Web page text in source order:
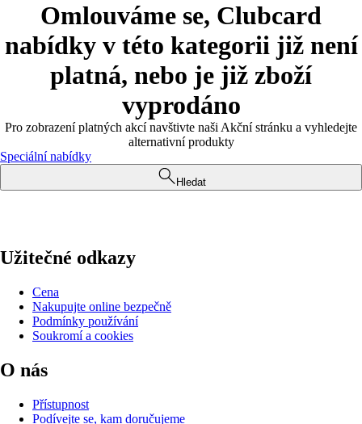
Omlouváme se, Clubcard
nabídky v této kategorii již není
platná, nebo je již zboží
vyprodáno
Pro zobrazení platných akcí navštivte naši Akční stránku a vyhledejte
alternativní produkty
Speciální nabídky
Hledat
Užitečné odkazy
Cena
Nakupujte online bezpečně
Podmínky používání
Soukromí a cookies
O nás
Přístupnost
Podívejte se, kam doručujeme